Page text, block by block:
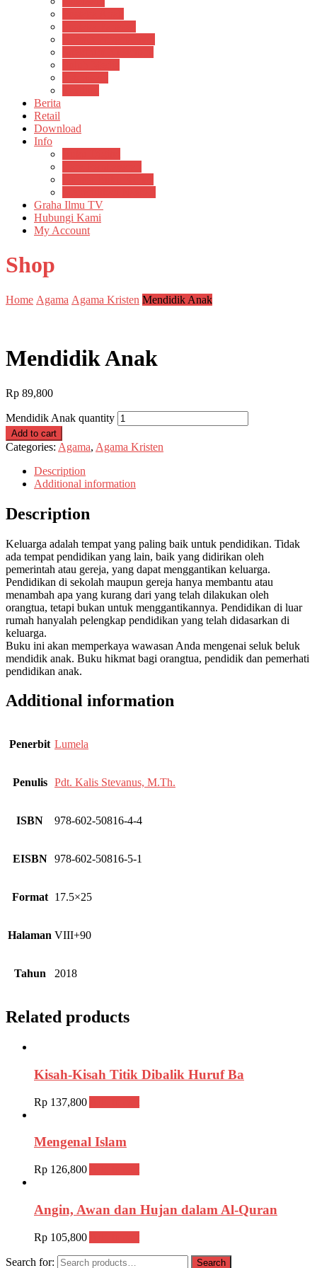
Berita
Retail
Download
Info
Graha Ilmu TV
Hubungi Kami
My Account
Shop
Home Agama Agama Kristen Mendidik Anak
Mendidik Anak
Rp 89,800
Mendidik Anak quantity
Add to cart
Categories: Agama, Agama Kristen
Description
Additional information
Description
Keluarga adalah tempat yang paling baik untuk pendidikan. Tidak
ada tempat pendidikan yang lain, baik yang didirikan oleh
pemerintah atau gereja, yang dapat menggantikan keluarga.
Pendidikan di sekolah maupun gereja hanya membantu atau
menambah apa yang kurang dari yang telah dilakukan oleh
orangtua, tetapi bukan untuk menggantikannya. Pendidikan di luar
rumah hanyalah pelengkap pendidikan yang telah didasarkan di
keluarga.
Buku ini akan memperkaya wawasan Anda mengenai seluk beluk
mendidik anak. Buku hikmat bagi orangtua, pendidik dan pemerhati
pendidikan anak.
Additional information
Penerbit Lumela
Penulis Pdt. Kalis Stevanus, M.Th.
ISBN 978-602-50816-4-4
EISBN 978-602-50816-5-1
Format 17.5×25
Halaman VIII+90
Tahun 2018
Related products
Kisah-Kisah Titik Dibalik Huruf Ba
Rp 137,800
Mengenal Islam
Rp 126,800
Angin, Awan dan Hujan dalam Al-Quran
Rp 105,800
Search for: Search